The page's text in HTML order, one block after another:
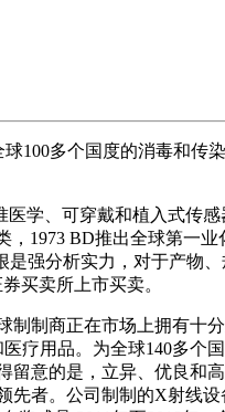
100多个国度的消毒和传
学、可穿戴和植入式传感
1973 BD推出全球第一业
强分析实力，对于产物、
买卖所上市买卖。
制商正在市场上拥有十分
疗用品。为全球140多个
意的是，立异、优良和
者。公司制制的X射线设